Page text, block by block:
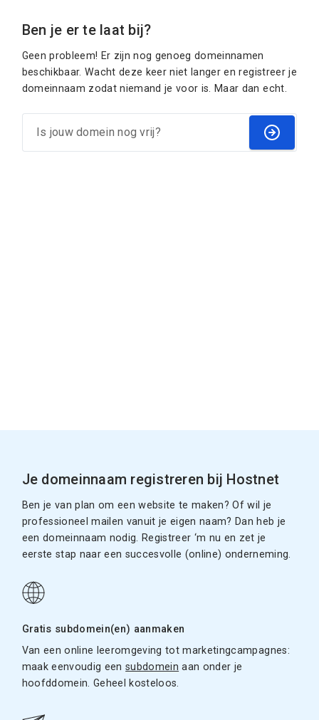
Ben je er te laat bij?
Geen probleem! Er zijn nog genoeg domeinnamen
beschikbaar. Wacht deze keer niet langer en registreer je
domeinnaam zodat niemand je voor is. Maar dan echt.
Je domeinnaam registreren bij Hostnet
Ben je van plan om een website te maken? Of wil je
professioneel mailen vanuit je eigen naam? Dan heb je
een domeinnaam nodig. Registreer ‘m nu en zet je
eerste stap naar een succesvolle (online) onderneming.
Gratis subdomein(en) aanmaken
Van een online leeromgeving tot marketingcampagnes:
maak eenvoudig eensubdomein aan onder je
hoofddomein. Geheel kosteloos.